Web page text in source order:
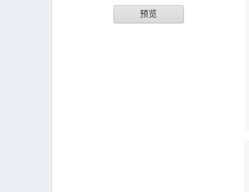
预览